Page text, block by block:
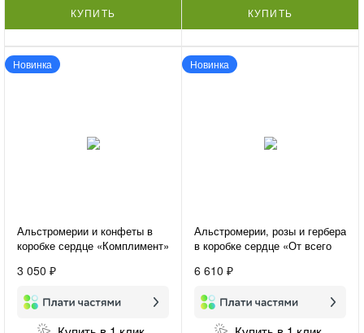
КУПИТЬ КУПИТЬ
Новинка
Альстромерии и конфеты в
коробке сердце «Комплимент»
3 050 ₽
Новинка
Альстромерии, розы и гербера
в коробке сердце «От всего
6 610 ₽